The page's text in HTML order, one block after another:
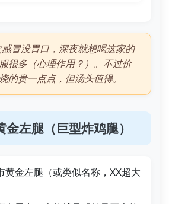
感冒没胃口，深夜就想喝这家的
很多（心理作用？）。不过价
的贵一点点，但汤头值得。
金左腿（巨型炸鸡腿）
黄金左腿（或类似名称，XX超大